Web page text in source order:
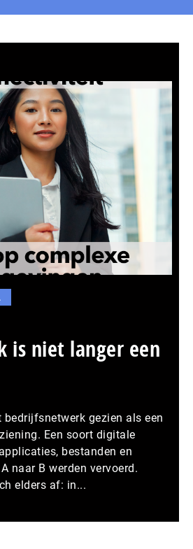
is niet langer een
gezien als een
Een soort digitale
bestanden en
naar B werden vervoerd.
elders af: in...